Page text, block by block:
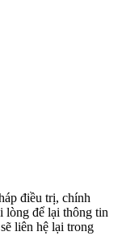
điều trị, chính
lòng để lại thông tin
liên hệ lại trong